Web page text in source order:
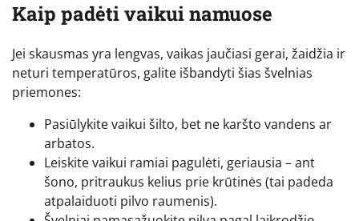
Kaip padėti vaikui namuose
Jei skausmas yra lengvas, vaikas jaučiasi gerai, žaidžia ir
neturi temperatūros, galite išbandyti šias švelnias
priemones:
Pasiūlykite vaikui šilto, bet ne karšto vandens ar
arbatos.
Leiskite vaikui ramiai pagulėti, geriausia – ant
šono, pritraukus kelius prie krūtinės (tai padeda
atpalaiduoti pilvo raumenis).